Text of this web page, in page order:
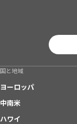
国と地域
ヨーロッパ
中南米
ハワイ